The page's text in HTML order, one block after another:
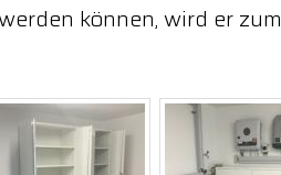
können, wird er zum